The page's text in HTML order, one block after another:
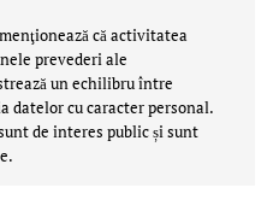
că activitatea
prevederi ale
un echilibru între
datelor cu caracter personal.
de interes public și sunt